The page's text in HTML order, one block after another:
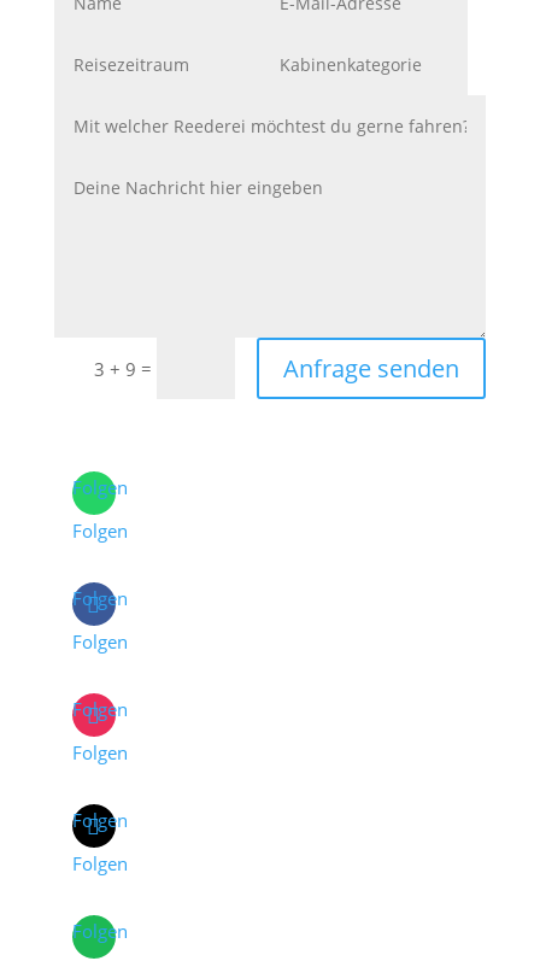
3 + 9 = Anfrage senden
Folgen
Folgen
Folgen
Folgen
Folgen
Folgen
Folgen
Folgen
Folgen